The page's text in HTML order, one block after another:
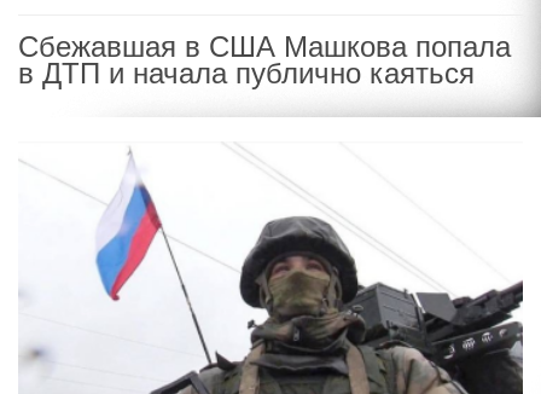
Сбежавшая в США Машкова попала
в ДТП и начала публично каяться